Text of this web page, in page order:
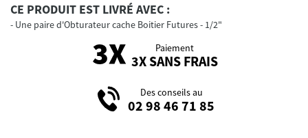
CE PRODUIT EST LIVRÉ AVEC :
Une paire d'Obturateur cache Boitier Futures - 1/2"
Paiement
3X SANS FRAIS
Des conseils au
02 98 46 71 85